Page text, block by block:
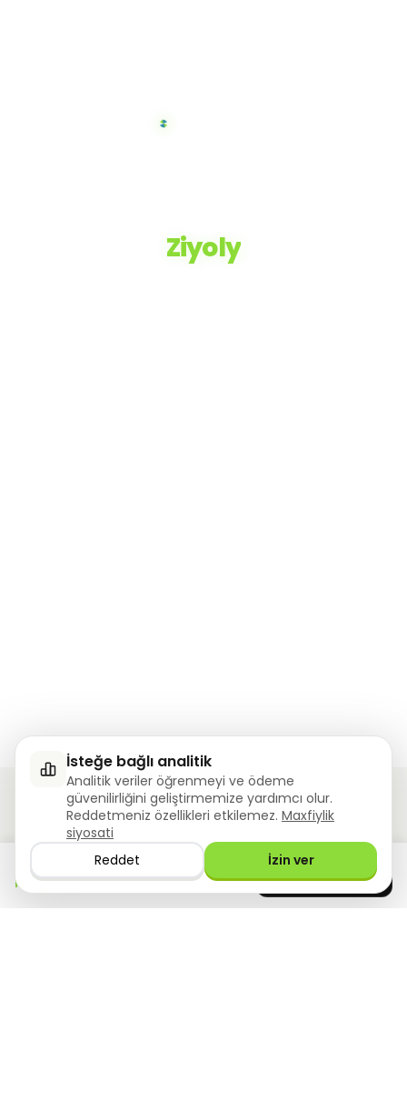
Ziyoly
Ziyoly har bir o'quvchining talablarini muhayyo qiladi
0questions answered!
Uygulamayıhemen
indirin
GET IT ON
Google Play
İsteğe bağlı analitik
Analitik veriler öğrenmeyi ve ödeme
güvenilirliğini geliştirmemize yardımcı olur.
Reddetmeniz özellikleri etkilemez. Maxfiylik
siyosati
Reddet
İzin ver